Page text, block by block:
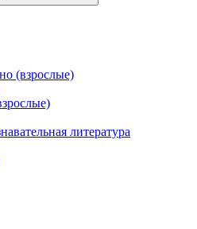
(взрослые)
литература